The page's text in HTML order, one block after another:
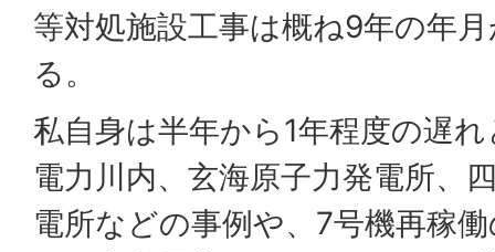
等対処施設工事は概ね9年の年
る。
私自身は半年から1年程度の遅
電力川内、玄海原子力発電所、
電所などの事例や、7号機再稼